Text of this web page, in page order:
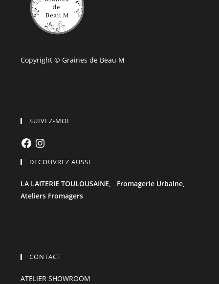
Copyright © Graines de Beau M
SUIVEZ-MOI
FacebookInstagram
DECOUVREZ AUSSI
LA LAITERIE TOULOUSAINE, Fromagerie Urbaine,
Ateliers Fromagers
CONTACT
ATELIER SHOWROOM